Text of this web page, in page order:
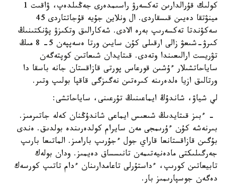
كولىك قۇرالدارىن تەكسەرۋ راسىمدەرى جەڭىلدەپ، ۋاقىت 1
مينۋتقا دەيىن قىسقاردى. ال ونلاين جۇيە قۇجاتتاردى 45
سەكۋندتا تەكسەرىپ بەرە الادى. شەكارالىق وتكىزۋ پۋنكتىنىڭ
كىرۋ-شىعۋ زالى ارقىلى كۇن سايىن ورتا ەسەپپەن 5- 8 مىڭ
تۋريست ارالىعىندا وتەدى. قىتايدان شىعاتىن كوپتەگەن
ساياحاتشىلار ءۇشىن قورعاس پورتى قازاقستان جانە باسقا دا
ورتالىق ازيا ەلدەرىنە كىرەتىن نەگىزگى قاقپا بولىپ وتىر.
لي شياۋ، شاندۇڭ ايماعىنىڭ تۇرعىنى، ساياحاتشى:
- ءبىز قىتايدىڭ شىعىس ايماعى شاندۇڭنان كەلە جاتىرمىز.
بىرنەشە كۇن ءۇرىمجى مەن سايرام كولدەرىندە بولدىق. ەندى
بۇگىن قازاقستانعا قاراي جول ءجۇرىپ بارامىز. الماتىعا بارىپ
جەرگىلىكتى مادەنيەتىمەن تانىسساق دەيمىز. ودان بولەك
تابيعاتىن كورىپ، ءداستۇرلى تاعامدارىنان ءدام تاتىپ كورسەك
دەگەن جوسپارىمىز بار.